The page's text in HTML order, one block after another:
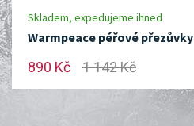
Skladem, expedujeme ihned
Warmpeace péřové přezůvky
890 Kč 1 142 Kč